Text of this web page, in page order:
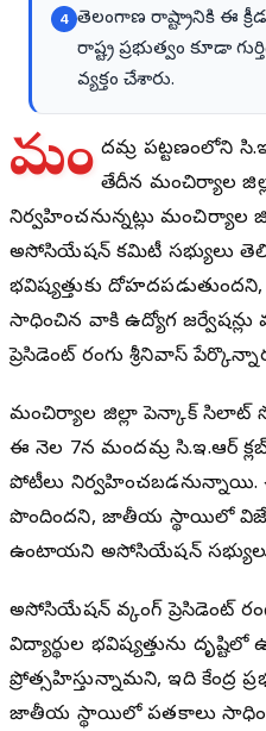
4 తెలంగాణ రాష్ట్రానికి ఈ
రాష్ట్ర ప్రభుత్వం కూడా
వ్యక్తం చేశారు.
మం దమర్రి పట్టణంలోని
తేదీన మంచిర్యాల
నిర్వహించనున్నట్లు మంచిర్యాల
అసోసియేషన్ కమిటీ సభ్యులు
భవిష్యత్తుకు
సాధించిన వారికి ఉద్యోగ
ప్రెసిడెంట్ రంగు శ్రీనివాస్
మంచిర్యాల జిల్లా పెన్కాక్ సిలాట్
ఈ నెల 7న మందమర్రి సి.ఇ.ఆర్
పోటీలు నిర్వహించబడనున్నాయి. ఈ
పొందిందని, జాతీయ స్థాయిలో
ఉంటాయని అసోసియేషన్
అసోసియేషన్ వర్కింగ్ ప్రెసిడెంట్
విద్యార్థుల భవిష్యత్తును దృష్టిలో
ప్రోత్సహిస్తున్నామని, ఇది కేంద్ర
జాతీయ స్థాయిలో పతకాలు